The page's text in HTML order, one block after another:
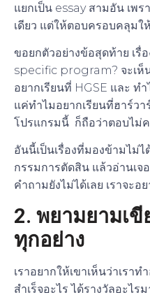
แยกเป็น essay สามอัน เพ
เดียว แต่ให้ตอบครอบคลุมใ
ขอยกตัวอย่างข้อสุดท้าย เ
specific program? จะเห็
อยากเรียนที่ HGSE และ ท
แค่ทำไมอยากเรียนที่ฮาร์ว
โปรแกรมนี้ ก็ถือว่าตอบไม่
อันนี้เป็นเรื่องที่มองข้ามไม่ไ
กรรมการตัดสิน แล้วอ่านเจ
คำถามยังไม่ได้เลย เราจะ
2. พยามยามเ
ทุกอย่าง
เราอยากให้เขาเห็นว่าเรา
สำเร็จอะไร ได้รางวัลอะไร